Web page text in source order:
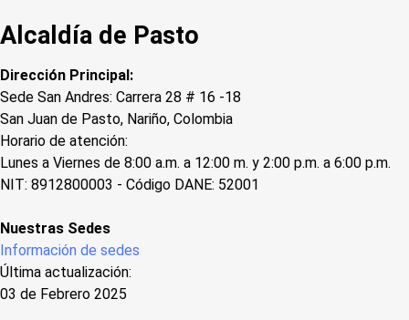
Alcaldía de Pasto
Dirección Principal:
Sede San Andres: Carrera 28 # 16 -18
San Juan de Pasto, Nariño, Colombia
Horario de atención:
Lunes a Viernes de 8:00 a.m. a 12:00 m. y 2:00 p.m. a 6:00 p.m.
NIT: 8912800003 - Código DANE: 52001
Nuestras Sedes
Información de sedes
Última actualización:
03 de Febrero 2025